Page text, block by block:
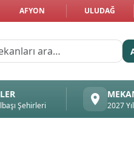
AFYON ULUDAĞ
Şehirleri 2027